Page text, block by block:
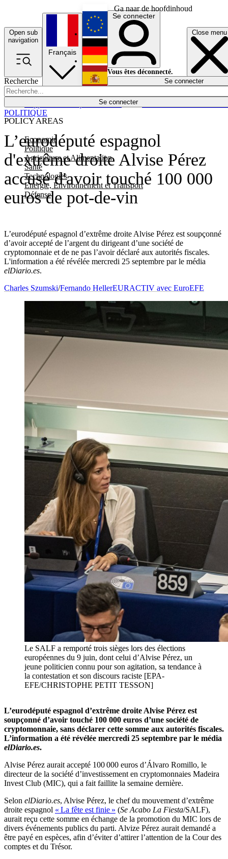
Ga naar de hoofdinhoud
Open sub
navigation
Close menu
Recherche
Se connecter
POLICY AREAS
Economie
Politique
Agriculture et Alimentation
Santé
Technologies
Energie, Environnement et Transport
Défense
Économie
Français
English
Deutsch
Español
Se connecter
Vous êtes déconnecté.
Se connecter
L’eurodéputé espagnol
d'extrême droite Alvise Pérez
accusé d'avoir touché 100 000
euros de pot-de-vin
L’eurodéputé espagnol d’extrême droite Alvise Pérez est soupçonné
d’avoir accepté de l’argent du dirigeant d’une société de
cryptomonnaie et de ne pas l’avoir déclaré aux autorités fiscales.
L'information a été révélée mercredi 25 septembre par le média
elDiario.es.
POLITIQUE
Charles Szumski/Fernando HellerEURACTIV avec EuroEFE
Le SALF a remporté trois sièges lors des élections
européennes du 9 juin, dont celui d’Alvise Pérez, un
jeune politicien connu pour son agitation, sa tendance à
la contestation et son discours raciste [EPA-
EFE/CHRISTOPHE PETIT TESSON]
L’eurodéputé espagnol d’extrême droite Alvise Pérez est
soupçonné d’avoir touché 100 000 euros d’une société de
cryptomonnaie, sans déclarer cette somme aux autorités fiscales.
L’information a été révélée mercredi 25 septembre par le média
elDiario.es.
Alvise Pérez aurait accepté 100 000 euros d’Álvaro Romillo, le
directeur de la société d’investissement en cryptomonnaies Madeira
Invest Club (MIC), qui a fait faillite la semaine dernière.
Selon elDiario.es, Alvise Pérez, le chef du mouvement d’extrême
droite espagnol « La fête est finie » (Se Acabo La Fiesta/SALF),
aurait reçu cette somme en échange de la promotion du MIC lors de
divers événements publics du parti. Alvize Pérez aurait demandé a
être payé en espèces, afin d’éviter d’attirer l’attention de la Cour des
comptes et du Trésor.